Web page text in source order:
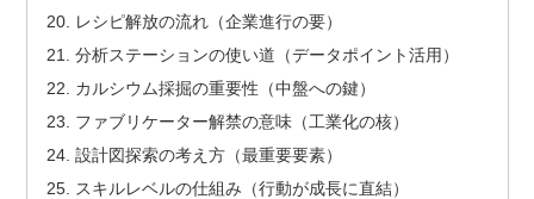
レシピ解放の流れ（企業進行の要）
分析ステーションの使い道（データポイント活用）
カルシウム採掘の重要性（中盤への鍵）
ファブリケーター解禁の意味（工業化の核）
設計図探索の考え方（最重要要素）
スキルレベルの仕組み（行動が成長に直結）